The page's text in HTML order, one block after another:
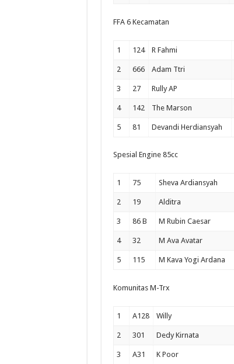
FFA 6 Kecamatan
1 124 R Fahmi
2 666 Adam Ttri
3 27 Rully AP
4 142 The Marson
5 81 Devandi Herdiansyah
Spesial Engine 85cc
1 75 Sheva Ardiansyah
2 19 Alditra
3 86 B M Rubin Caesar
4 32 M Ava Avatar
5 115 M Kava Yogi Ardana
Komunitas M-Trx
1 A128 Willy
2 301 Dedy Kirnata
3 A31 K Poor